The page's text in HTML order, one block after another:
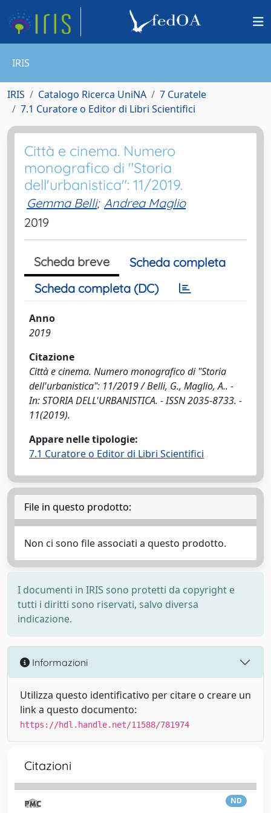
IRIS
IRIS Catalogo Ricerca UniNA
7 Curatele
7.1 Curatore o Editor di Libri Scientifici
Città e cinema. Numero
monografico di "Storia
dell'urbanistica": 11/2019.
Gemma Belli; Andrea Maglio
2019
Scheda breve
Scheda completa
Scheda completa (DC)
Anno
2019
Citazione
Città e cinema. Numero monografico di "Storia
dell'urbanistica": 11/2019 / Belli, G., Maglio, A.. -
In: STORIA DELL'URBANISTICA. - ISSN 2035-8733. -
11(2019).
Appare nelle tipologie:
7.1 Curatore o Editor di Libri Scientifici
File in questo prodotto:
Non ci sono file associati a questo prodotto.
I documenti in IRIS sono protetti da copyright e
tutti i diritti sono riservati, salvo diversa
indicazione.
Informazioni
Utilizza questo identificativo per citare o creare un
link a questo documento:
https://hdl.handle.net/11588/781974
Citazioni
ND